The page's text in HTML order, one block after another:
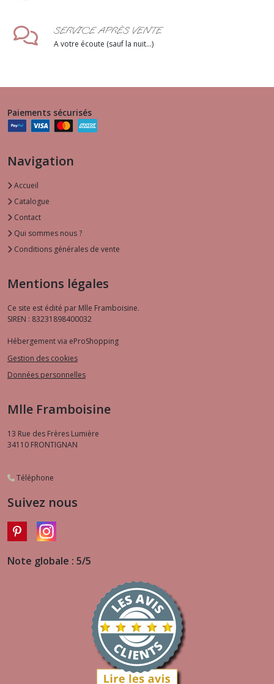
SERVICE APRÈS VENTE
A votre écoute (sauf la nuit...)
Paiements sécurisés
Navigation
Accueil
Catalogue
Contact
Qui sommes nous ?
Conditions générales de vente
Mentions légales
Ce site est édité par Mlle Framboisine.
SIREN : 83231898400032
Hébergement via eProShopping
Gestion des cookies
Données personnelles
Mlle Framboisine
13 Rue des Frères Lumière
34110 FRONTIGNAN
Téléphone
Suivez nous
Note globale : 5/5